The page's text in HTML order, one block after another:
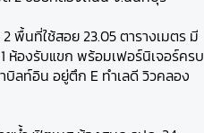
พื้นที่ใช้สอย 23.05 ตารางเมตร มี
ห้องรับแขก พร้อมเฟอร์นิเจอร์ครบ
ลท์อิน อยู่ตึก E ทำเลดี วิวคลอง